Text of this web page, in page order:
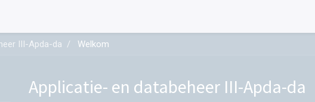
III-Apda-da Welkom
Applicatie- en databeheer III-Apda-da